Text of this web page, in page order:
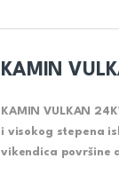
KAMIN
KAMIN VULKAN
i visokog stepena
vikendica površine